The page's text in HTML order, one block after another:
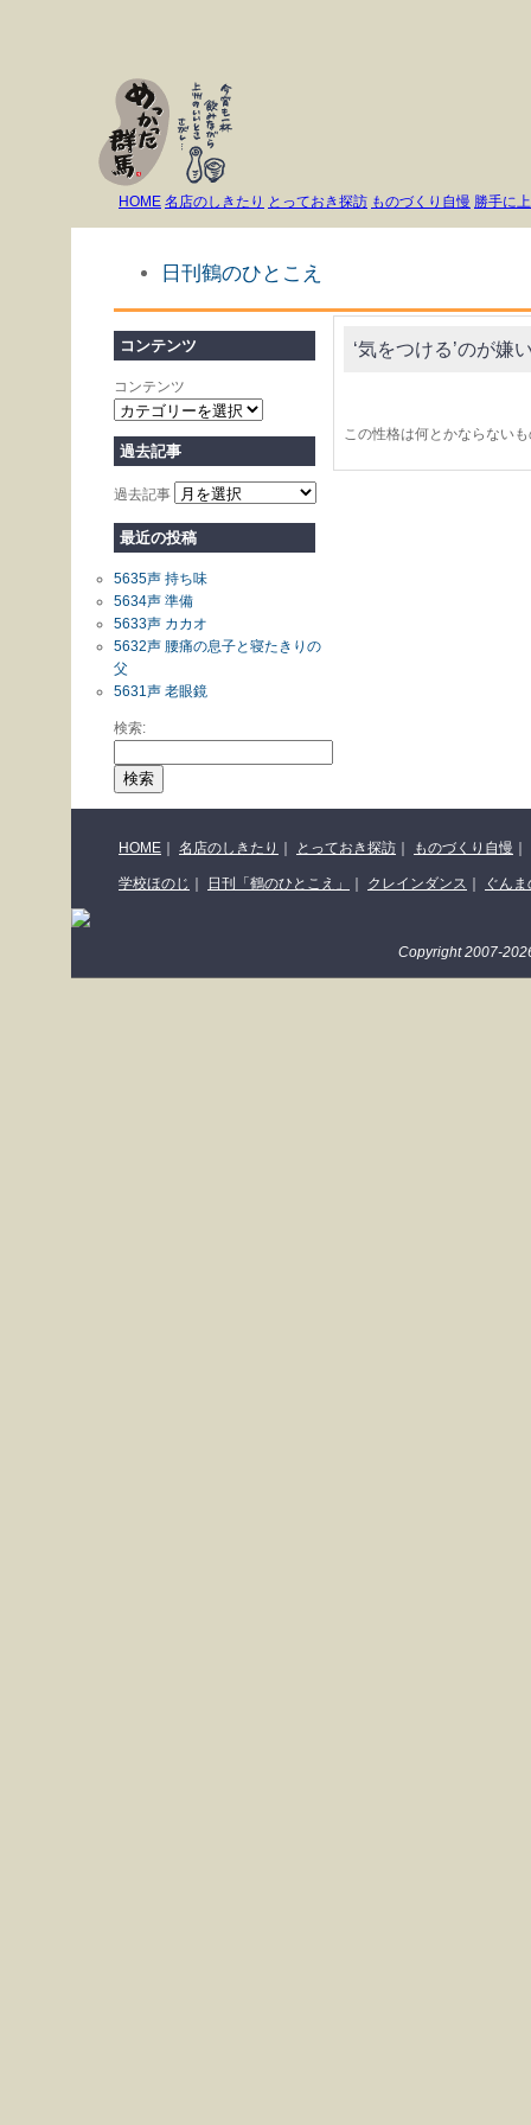
HOME 名店のしきたり とっておき探訪 ものづくり自慢 勝手に
日刊鶴のひとこえ
コンテンツ
コンテンツ
過去記事
過去記事
最近の投稿
5635声 持ち味
5634声 準備
5633声 カカオ
5632声 腰痛の息子と寝たきりの
父
5631声 老眼鏡
検索:
‘気をつける’のが嫌
この性格は何とかならない
HOME ｜ 名店のしきたり ｜ とっておき探訪 ｜ ものづくり自慢 ｜
学校ほのじ ｜ 日刊「鶴のひとこえ」 ｜ クレインダンス ｜ ぐん
Copyright 2007-